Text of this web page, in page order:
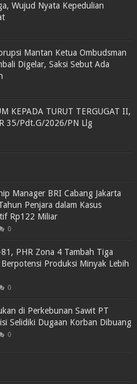
Wujud Nyata Kepedulian
Mantan Ketua Ombudsman
Digelar, Saksi Sebut Ada
KEPADA TURUT TERGUGAT II,
35/Pdt.G/2026/PN Llg
Manager BRI Cabang Jakarta
Penjara dalam Kasus
Rp122 Miliar
0
PHR Zona 4 Tambah Tiga
Produksi Minyak Lebih
0
di Perkebunan Sawit PT
Selidiki Dugaan Korban Dibuang
0